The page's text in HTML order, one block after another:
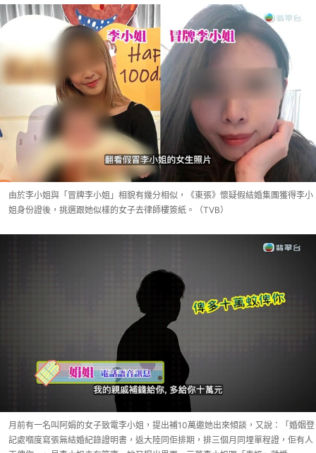
由於李小姐與「冒牌李小姐」相貌有幾分相似，《東張》懷疑假結婚集團獲得李小
姐身份證後，挑選跟她似樣的女子去律師樓簽紙。（TVB）
月前有一名叫阿娟的女子致電李小姐，提出補10萬邀她出來傾談，又說：「婚姻登
記處嗰度寫張無結婚紀錄證明書，返大陸同佢排期，排三個月同埋單程證，佢有人